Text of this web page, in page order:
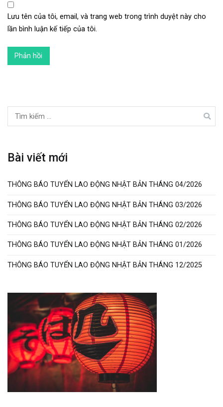
Lưu tên của tôi, email, và trang web trong trình duyệt này cho
lần bình luận kế tiếp của tôi.
Bài viết mới
THÔNG BÁO TUYỂN LAO ĐỘNG NHẬT BẢN THÁNG 04/2026
THÔNG BÁO TUYỂN LAO ĐỘNG NHẬT BẢN THÁNG 03/2026
THÔNG BÁO TUYỂN LAO ĐỘNG NHẬT BẢN THÁNG 02/2026
THÔNG BÁO TUYỂN LAO ĐỘNG NHẬT BẢN THÁNG 01/2026
THÔNG BÁO TUYỂN LAO ĐỘNG NHẬT BẢN THÁNG 12/2025